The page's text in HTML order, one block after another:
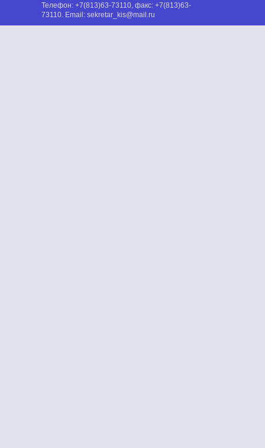
Телефон: +7(813)63-73110, факс: +7(813)63-
73110. Email: sekretar_kis@mail.ru